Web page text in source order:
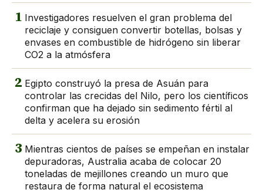
1 Investigadores resuelven el gran problema del
reciclaje y consiguen convertir botellas, bolsas y
envases en combustible de hidrógeno sin liberar
CO2 a la atmósfera
2 Egipto construyó la presa de Asuán para
controlar las crecidas del Nilo, pero los científicos
confirman que ha dejado sin sedimento fértil al
delta y acelera su erosión
3 Mientras cientos de países se empeñan en instalar
depuradoras, Australia acaba de colocar 20
toneladas de mejillones creando un muro que
restaura de forma natural el ecosistema